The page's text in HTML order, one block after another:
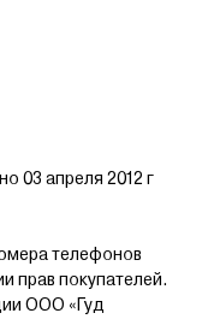
03 апреля 2012 г
телефонов
прав покупателей.
ООО «Гуд